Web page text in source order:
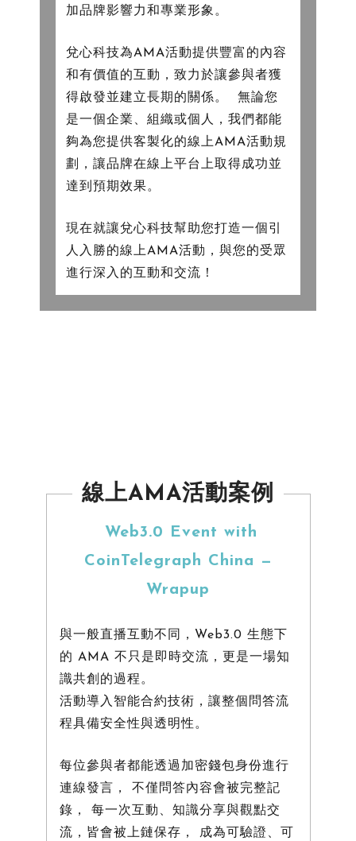
加品牌影響力和專業形象。
兌心科技為AMA活動提供豐富的內容
和有價值的互動，致力於讓參與者獲
得啟發並建立長期的關係。 ​ 無論您
是一個企業、組織或個人，我們都能
夠為您提供客製化的線上AMA活動規
劃，讓品牌在線上平台上取得成功並
達到預期效果。
現在就讓兌心科技幫助您打造一個引
人入勝的線上AMA活動，與您的受眾
進行深入的互動和交流！
線上AMA活動案例
Web3.0 Event with
CoinTelegraph China —
Wrapup
與一般直播互動不同，Web3.0 生態下
的 AMA 不只是即時交流，更是一場知
識共創的過程。
活動導入智能合約技術，讓整個問答流
程具備安全性與透明性。
每位參與者都能透過加密錢包身份進行
連線發言， 不僅問答內容會被完整記
錄， 每一次互動、知識分享與觀點交
流，皆會被上鏈保存， 成為可驗證、可